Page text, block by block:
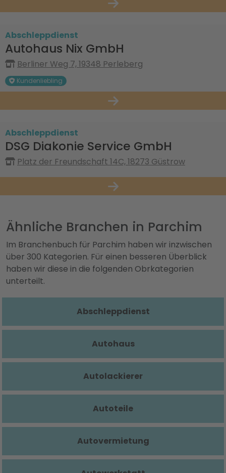
Abschleppdienst
Autohaus Nix GmbH
Berliner Weg 7, 19348 Perleberg
Kundenliebling
Abschleppdienst
DSG Diakonie Service GmbH
Platz der Freundschaft 14C, 18273 Güstrow
Ähnliche Branchen in Parchim
Im Branchenbuch für Parchim haben wir inzwischen
über 300 Kategorien. Für einen besseren Überblick
haben wir diese in die folgenden Obrkategorien
unterteilt.
Abschleppdienst
Autohaus
Autolackierer
Autoteile
Autovermietung